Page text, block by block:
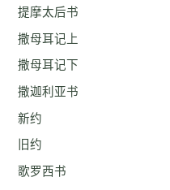
提摩太后书
撒母耳记上
撒母耳记下
撒迦利亚书
新约
旧约
歌罗西书